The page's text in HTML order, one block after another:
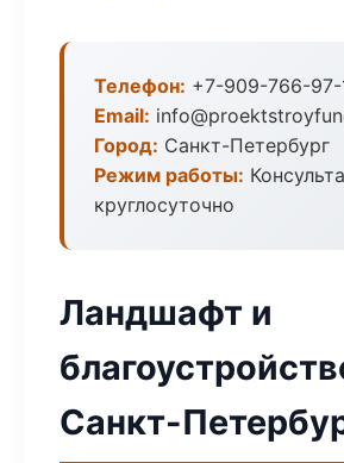
Телефон: +7-909-766-97-
Email:
Город: Санкт-Петербург
Режим работы:
круглосуточно
Ландшафт и
Санкт-